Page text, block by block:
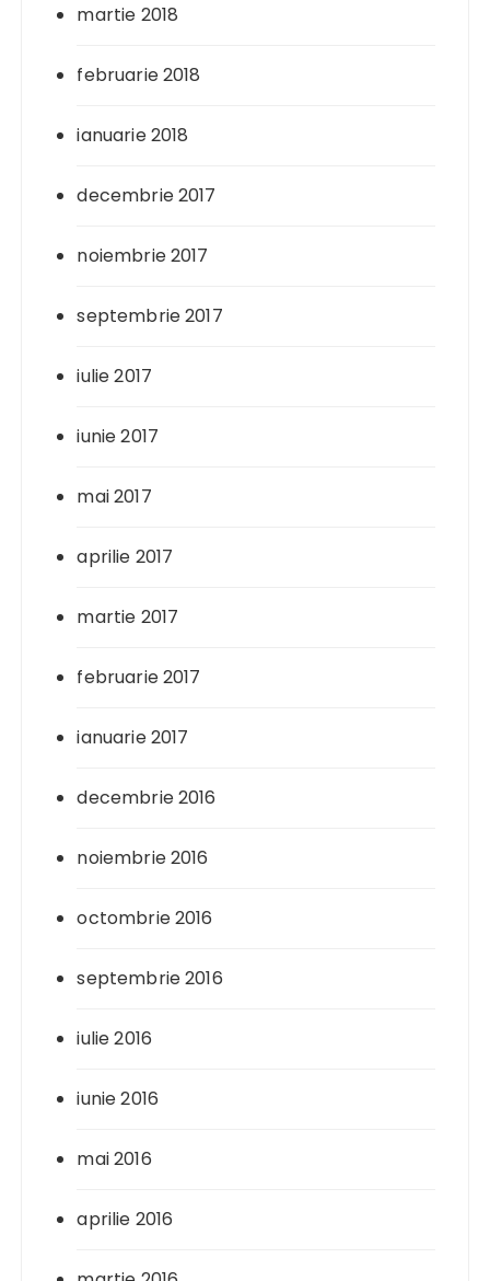
martie 2018
februarie 2018
ianuarie 2018
decembrie 2017
noiembrie 2017
septembrie 2017
iulie 2017
iunie 2017
mai 2017
aprilie 2017
martie 2017
februarie 2017
ianuarie 2017
decembrie 2016
noiembrie 2016
octombrie 2016
septembrie 2016
iulie 2016
iunie 2016
mai 2016
aprilie 2016